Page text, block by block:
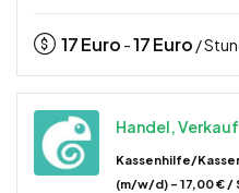
17Euro -17Euro /
Handel, Verkauf
Kassenhilfe/
(m/w/d) – 17,00 €